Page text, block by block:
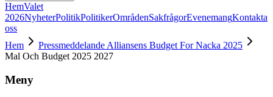
HemValet
2026NyheterPolitikPolitikerOmrådenSakfrågorEvenemangKontakta
oss
Hem
Pressmeddelande Alliansens Budget For Nacka 2025
Mal Och Budget 2025 2027
Meny